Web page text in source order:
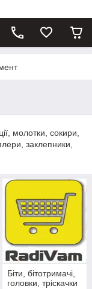
молотки, сокири,
заклепники,
Біти, бітотримачі,
головки, тріскачки